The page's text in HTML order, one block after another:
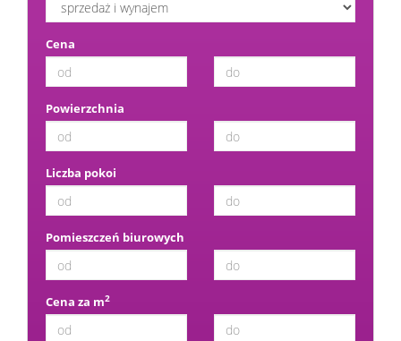
Cena
Powierzchnia
Liczba pokoi
Pomieszczeń biurowych
Cena za m2